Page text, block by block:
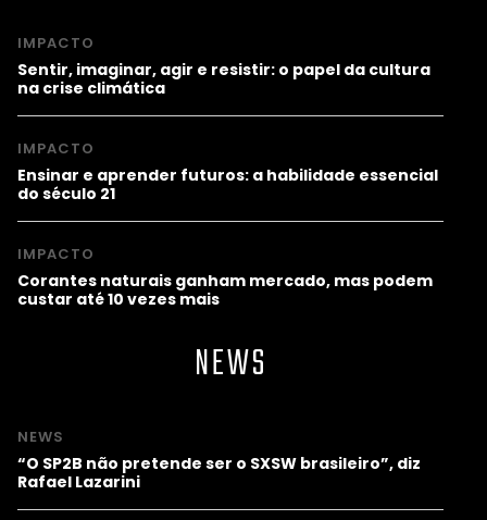
IMPACTO
Sentir, imaginar, agir e resistir: o papel da cultura
na crise climática
IMPACTO
Ensinar e aprender futuros: a habilidade essencial
do século 21
IMPACTO
Corantes naturais ganham mercado, mas podem
custar até 10 vezes mais
NEWS
NEWS
“O SP2B não pretende ser o SXSW brasileiro”, diz
Rafael Lazarini